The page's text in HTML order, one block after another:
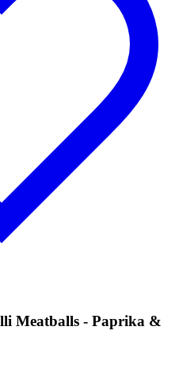
Meatballs - Paprika &